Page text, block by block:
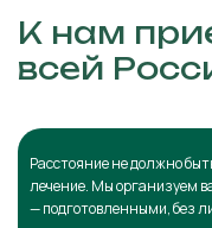
К нам
всей
Расстояние не должно
лечение. Мы организуем
— подготовленными, без